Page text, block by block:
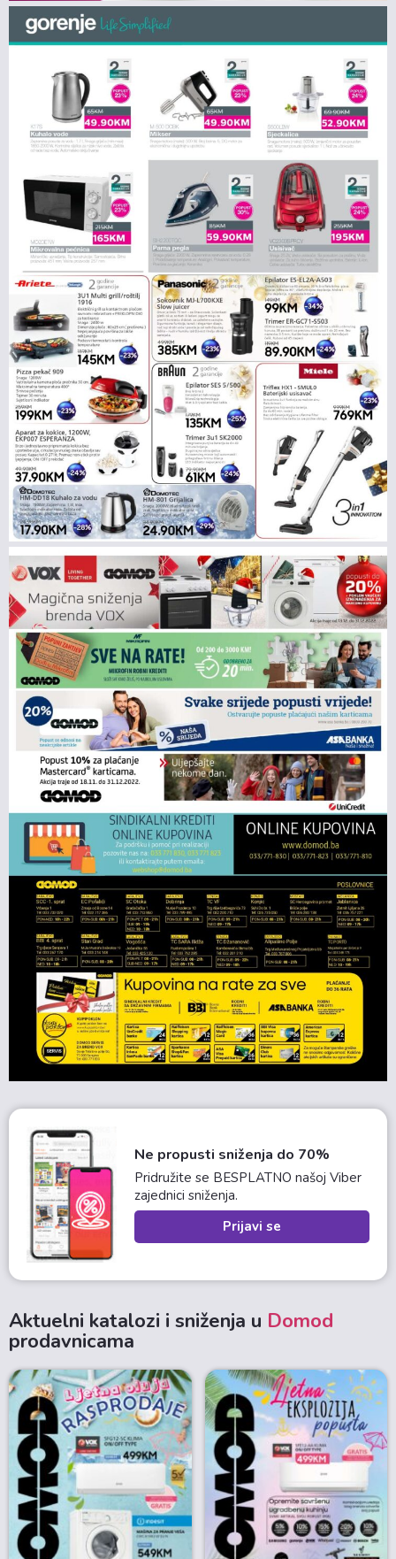
Ne propusti sniženja do 70%
Pridružite se BESPLATNO našoj Viber
zajednici sniženja.
Prijavi se
Aktuelni katalozi i sniženja u Domod
prodavnicama